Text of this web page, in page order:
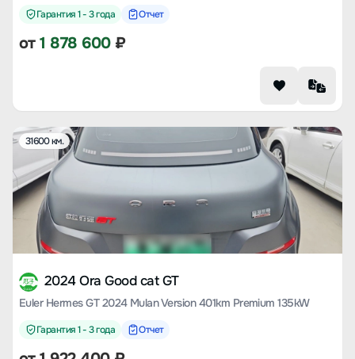
Гарантия 1 - 3 года Отчет
от1 878 600₽
31600 км.
2024 Ora Good cat GT
Euler Hermes GT 2024 Mulan Version 401km Premium 135kW
Гарантия 1 - 3 года Отчет